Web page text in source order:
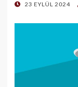
POSTED
23 EYLÜL 2024